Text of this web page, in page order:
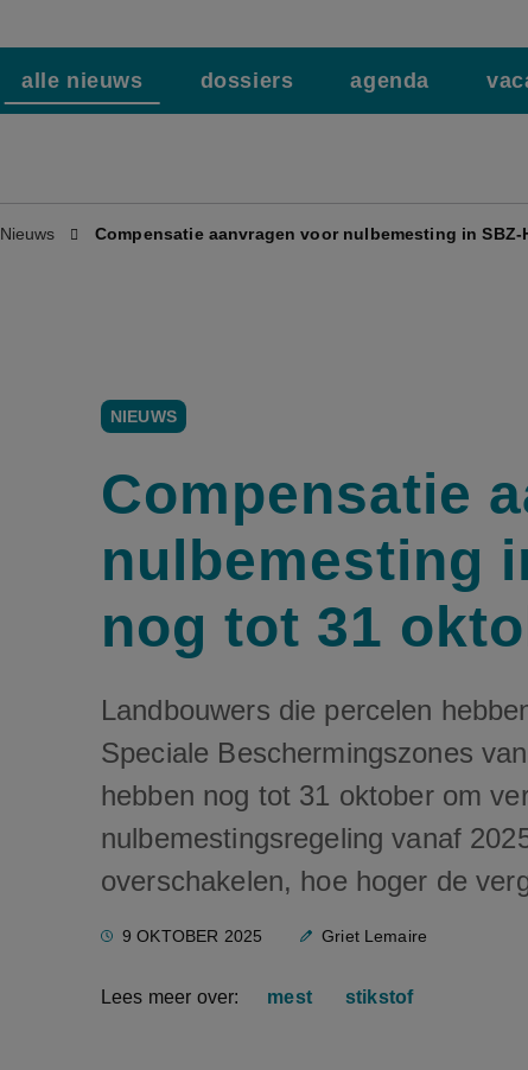
alle nieuws dossiers agenda
Nieuws Compensatie aanvragen voor nulbemesting in
NIEUWS
Compensatie
nulbemesting
nog tot 31
Landbouwers die percelen
Speciale Beschermingszones
hebben nog tot 31 oktober om
nulbemestingsregeling vanaf
overschakelen, hoe hoger de
9 OKTOBER 2025 Griet Lemaire
Lees meer over: mest stikstof